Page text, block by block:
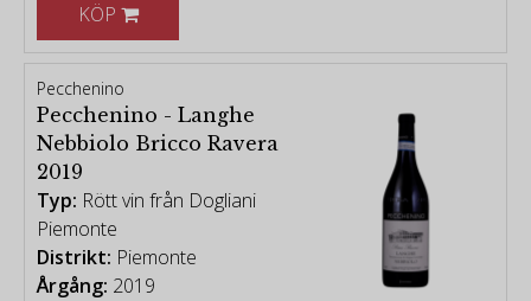
KÖP
Pecchenino
Pecchenino - Langhe
Nebbiolo Bricco Ravera
2019
Typ: Rött vin från Dogliani
Piemonte
Distrikt: Piemonte
Årgång: 2019